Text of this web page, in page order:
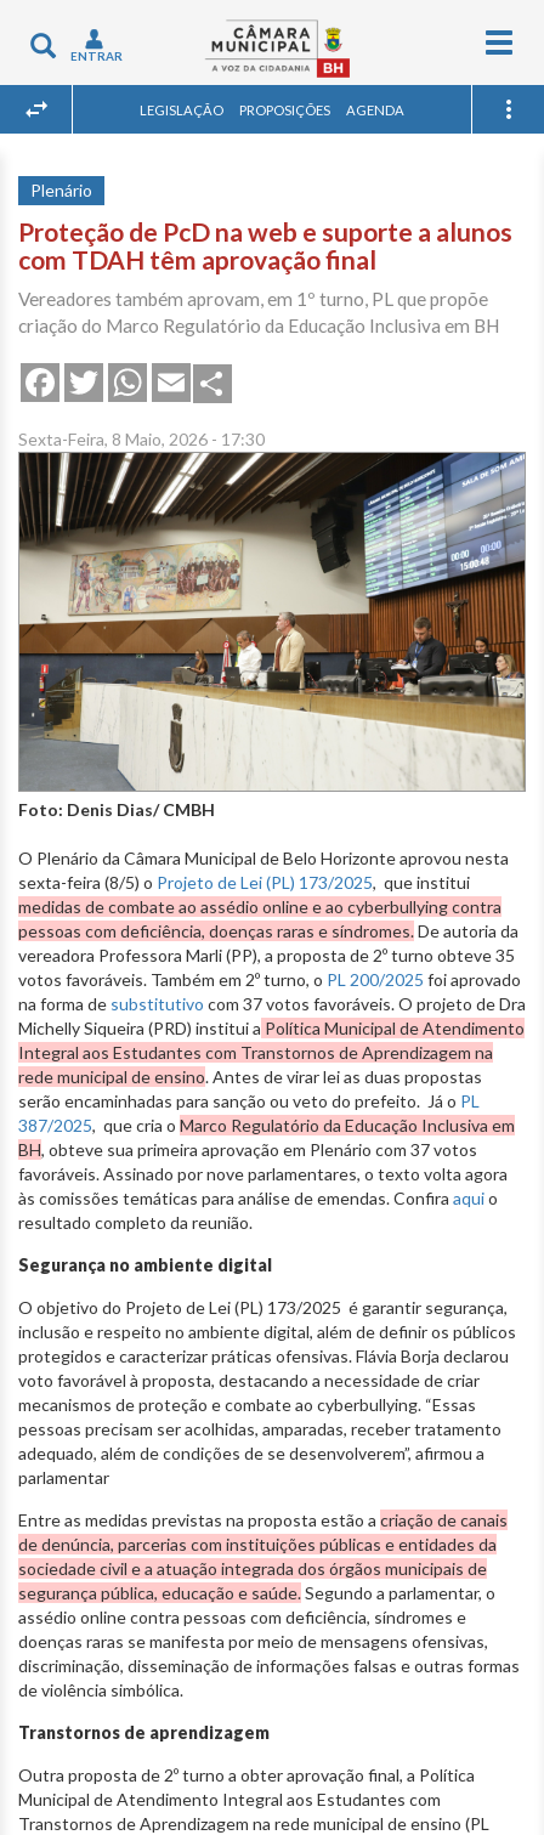
Toggle
navigation
ENTRAR
LEGISLAÇÃO PROPOSIÇÕES AGENDA
Plenário
Proteção de PcD na web e suporte a alunos
com TDAH têm aprovação final
Vereadores também aprovam, em 1º turno, PL que propõe
criação do Marco Regulatório da Educação Inclusiva em BH
FacebookTwitterWhatsApp
Email
Sexta-Feira, 8 Maio, 2026 - 17:30
Foto: Denis Dias/ CMBH
O Plenário da Câmara Municipal de Belo Horizonte aprovou nesta
sexta-feira (8/5) o Projeto de Lei (PL) 173/2025, que institui
medidas de combate ao assédio online e ao cyberbullying contra
pessoas com deficiência, doenças raras e síndromes.De autoria da
vereadora Professora Marli (PP), a proposta de 2º turno obteve 35
votos favoráveis. Também em 2º turno, o PL 200/2025 foi aprovado
na forma de substitutivo com 37 votos favoráveis. O projeto de Dra
Michelly Siqueira (PRD) institui a Política Municipal de Atendimento
Integral aos Estudantes com Transtornos de Aprendizagem na
rede municipal de ensino. Antes de virar lei as duas propostas
serão encaminhadas para sanção ou veto do prefeito. Já o PL
387/2025, que cria o Marco Regulatório da Educação Inclusiva em
BH, obteve sua primeira aprovação em Plenário com 37 votos
favoráveis. Assinado por nove parlamentares, o texto volta agora
às comissões temáticas para análise de emendas. Confira aquio
resultado completo da reunião.
Segurança no ambiente digital
O objetivo do Projeto de Lei (PL) 173/2025 é garantir segurança,
inclusão e respeito no ambiente digital, além de definir os públicos
protegidos e caracterizar práticas ofensivas. Flávia Borja declarou
voto favorável à proposta, destacando a necessidade de criar
mecanismos de proteção e combate ao cyberbullying. “Essas
pessoas precisam ser acolhidas, amparadas, receber tratamento
adequado, além de condições de se desenvolverem”, afirmou a
parlamentar
Entre as medidas previstas na proposta estão a criação de canais
de denúncia, parcerias com instituições públicas e entidades da
sociedade civil e a atuação integrada dos órgãos municipais de
segurança pública, educação e saúde.Segundo a parlamentar, o
assédio online contra pessoas com deficiência, síndromes e
doenças raras se manifesta por meio de mensagens ofensivas,
discriminação, disseminação de informações falsas e outras formas
de violência simbólica.
Transtornos de aprendizagem
Outra proposta de 2º turno a obter aprovação final, a Política
Municipal de Atendimento Integral aos Estudantes com
Transtornos de Aprendizagem na rede municipal de ensino (PL